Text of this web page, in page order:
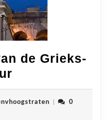
de Grieks-
Grootsheid
van
0